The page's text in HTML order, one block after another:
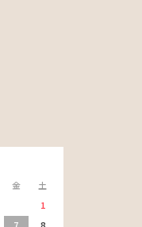
金
土
1
7 8